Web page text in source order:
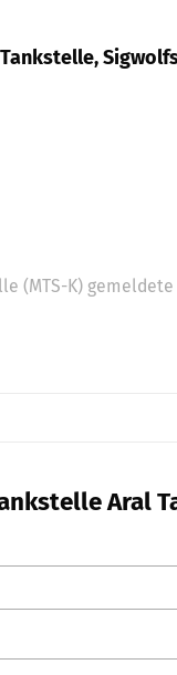
(MTS-K)
Aral